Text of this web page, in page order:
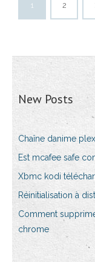
1 2
New Posts
Chaîne danime plex
Est mcafee safe
Xbmc kodi
Réinitialisation à
Comment
chrome